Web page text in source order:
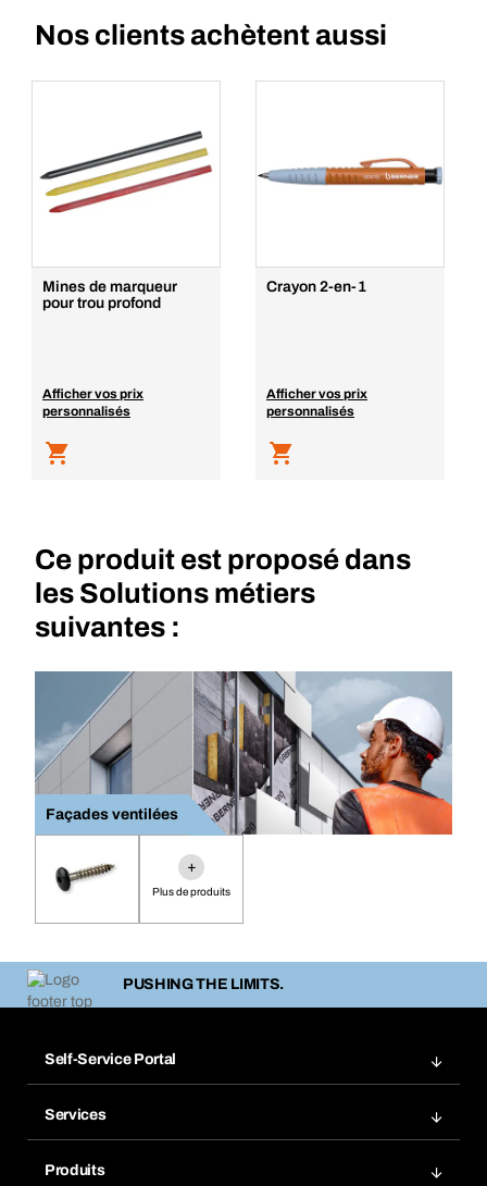
Nos clients achètent aussi
Mines de marqueur
pour trou profond
Afficher vos prix
personnalisés
Crayon 2-en-1
Afficher vos prix
personnalisés
Ce produit est proposé dans
les Solutions métiers
suivantes :
Façades ventilées
+
Plus de produits
PUSHING THE LIMITS.
Self-Service Portal
Favoris
Services
Produits